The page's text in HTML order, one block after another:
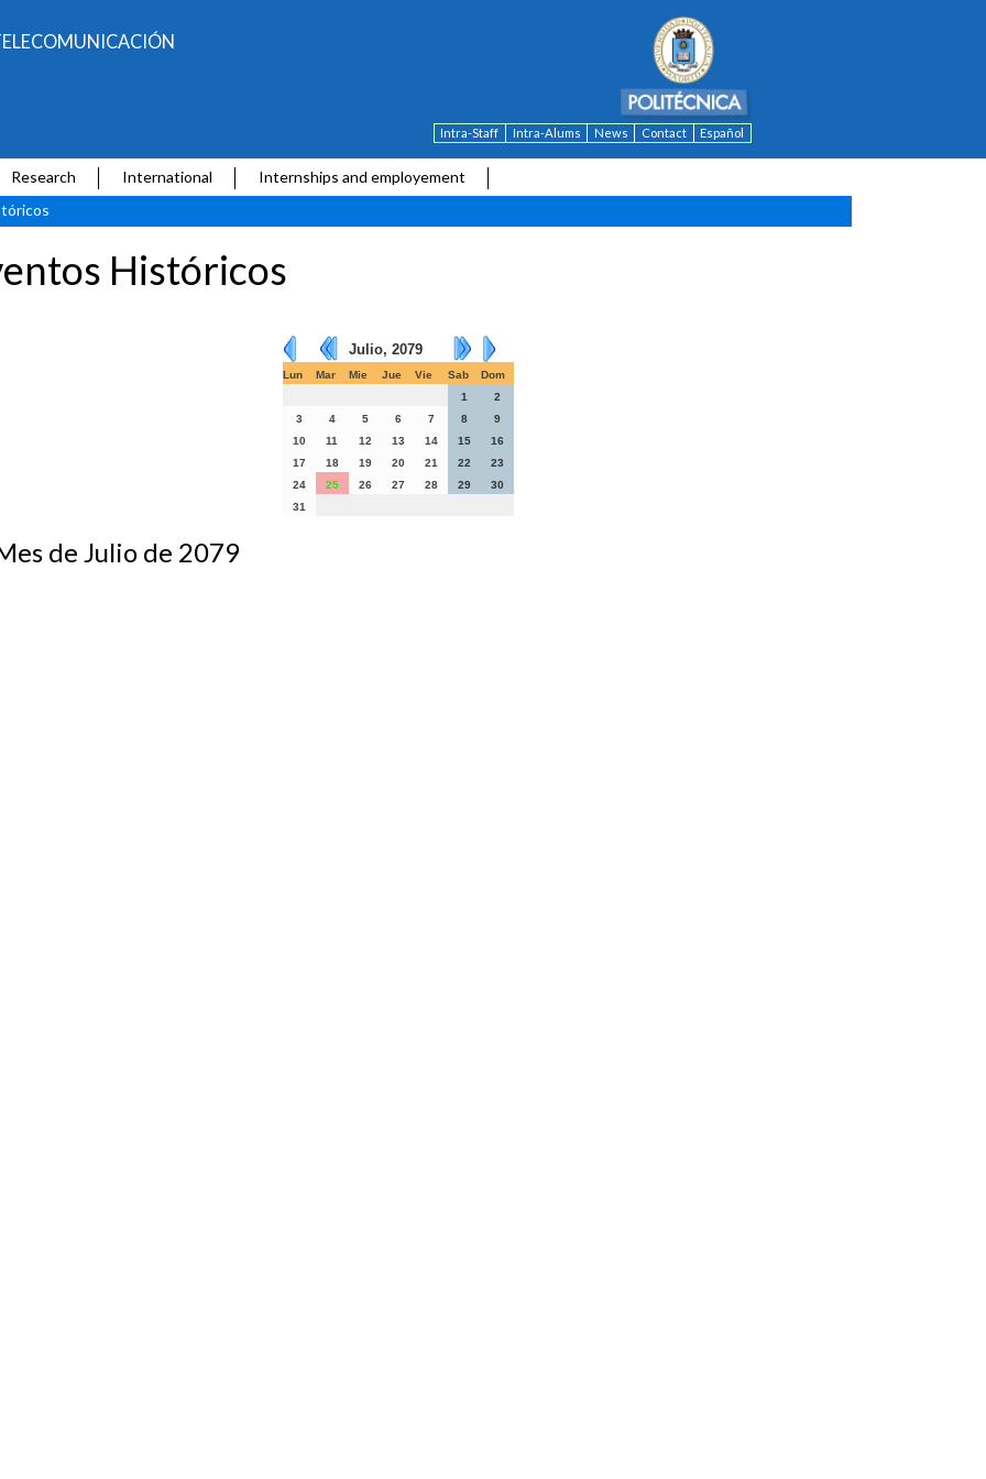
Intra-Staff Intra-Alums News Contact Español
Research International
Internships and employement
Históricos
Julio, 2079
Lun Mar Mie Jue Vie Sab
Dom
1
2
3
4 5 6 7 8
9
10
11 12 13 14 15
16
17
18 19 20 21 22
23
24
25 26 27 28 29
30
31
de Julio de 2079